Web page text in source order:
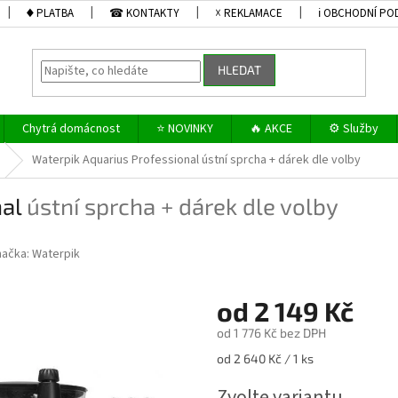
♦ PLATBA ☎ KONTAKTY ☓ REKLAMACE ℹ OBCHODNÍ
HLEDAT
Chytrá domácnost ⭐ NOVINKY 🔥 AKCE ⚙️ Služby
Waterpik Aquarius Professionalústní sprcha + dárek dle volby
ústní sprcha + dárek dle volby
Waterpik
od 2 149 Kč
od 1 776 Kč bez DPH
Měrná
od 2 640 Kč / 1 ks